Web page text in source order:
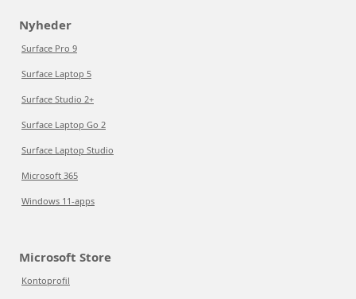
Nyheder
Surface Pro 9
Surface Laptop 5
Surface Studio 2+
Surface Laptop Go 2
Surface Laptop Studio
Microsoft 365
Windows 11-apps
Microsoft Store
Kontoprofil